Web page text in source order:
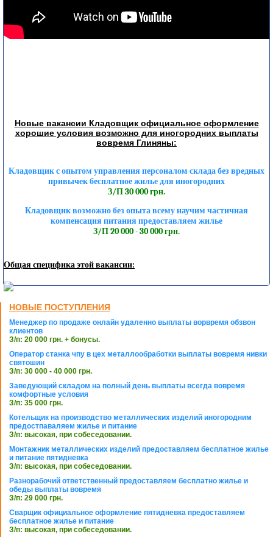
Новые вакансии Кладовщик официальное оформление
хорошие условия возможно для иногородних выплаты
вовремя Глиняны:
Кладовщик с опытом управления персоналом склада без вредных
привычек бесплатное жилье для иногородних
З/П 30 000 грн.
Кладовщик возможно без опыта всему научим частичная
компенсация питания предоставляем жилье
З/П 20 000 - 30 000 грн.
Общая специфика этой вакансии:
НОВЫЕ ПОСТУПЛЕНИЯ
Менеджер по продаже онлайн удаленно выплаты ворвремя обзвон
клиентов
З/п: 20 000 грн. + бонусы.
Оператор станка чпу в цех металлообработки выплаты вовремя нивки
святошин
З/п: 30 000 - 40 000 грн.
Заведующий складом на полный день выплаты всегда вовремя
комфортные условия
З/п: 35 000 грн.
Котельщик на производство металлических изделий иногородним
предостпаваляем жилье и питание
З/п: высокая, при собеседовании.
Монтажник металлических изделий предоставляем бесплатное жилье
и питание пятидневка
З/п: высокая, при собеседовании.
Разнорабочий ответственный предоставляем бесплатно жилье и
обеды выплаты вовремя
З/п: 29 000 грн.
Сварщик официальное оформление пятидневка предоставляем
бесплатное жилье и питание
З/п: высокая, при собеседовании.